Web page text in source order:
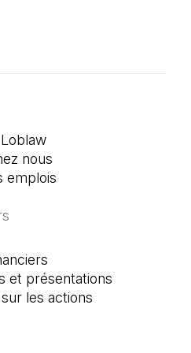
nous
emplois
et présentations
les actions